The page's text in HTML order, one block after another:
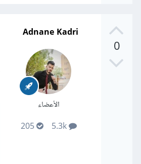
0
Adnane Kadri
الأعضاء
5.3k
205